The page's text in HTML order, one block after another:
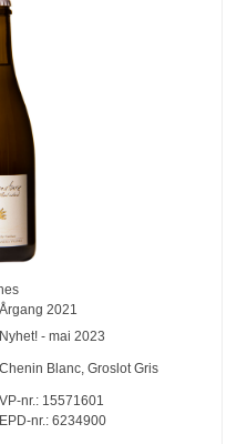
Årgang 2021
Nyhet! - mai 2023
Chenin Blanc, Groslot Gris
VP-nr.: 15571601
EPD-nr.: 6234900